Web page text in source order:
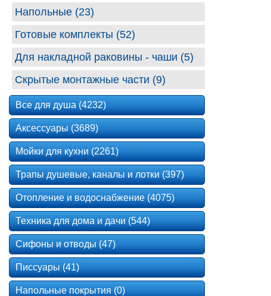
Напольные (23)
Готовые комплекты (52)
Для накладной раковины - чаши (5)
Скрытые монтажные части (9)
Все для душа (4232)
Аксессуары (3689)
Мойки для кухни (2261)
Трапы душевые, каналы и лотки (397)
Отопление и водоснабжение (4075)
Техника для дома и дачи (544)
Сифоны и отводы (47)
Писсуары (41)
Напольные покрытия (0)